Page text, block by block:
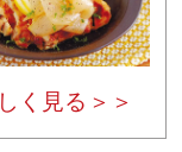
く見る＞＞